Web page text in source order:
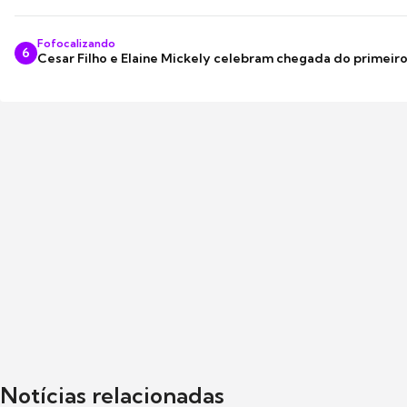
6
Fofocalizando
Cesar Filho e Elaine Mickely celebram chegada do
Notícias relacionadas